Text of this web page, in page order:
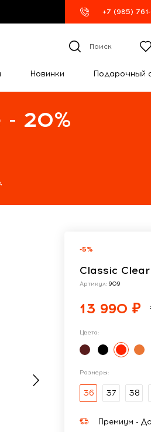
+7 (985)
Поиск
Новинки Подарочный
- 20%
-5%
Classic
Артикул: 909
13 990 ₽
Цвета:
Размеры:
36 37 38
Премиум -